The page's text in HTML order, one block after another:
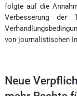
folgte auf die
Verbesserung der
von journalistischen
Neue